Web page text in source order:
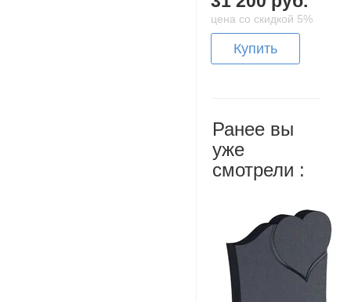
цена со скидкой 5%
Купить
Ранее вы
уже
смотрели :